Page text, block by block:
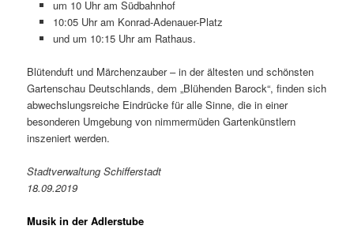
um 10 Uhr am Südbahnhof
10:05 Uhr am Konrad-Adenauer-Platz
und um 10:15 Uhr am Rathaus.
Blütenduft und Märchenzauber – in der ältesten und schönsten
Gartenschau Deutschlands, dem „Blühenden Barock“, finden sich
abwechslungsreiche Eindrücke für alle Sinne, die in einer
besonderen Umgebung von nimmermüden Gartenkünstlern
inszeniert werden.
Stadtverwaltung Schifferstadt
18.09.2019
Musik in der Adlerstube